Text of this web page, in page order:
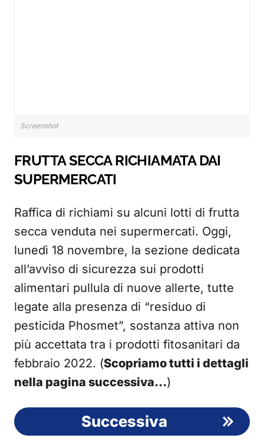
Screenshot
FRUTTA SECCA RICHIAMATA DAI
SUPERMERCATI
Raffica di richiami su alcuni lotti di frutta
secca venduta nei supermercati. Oggi,
lunedì 18 novembre, la sezione dedicata
all’avviso di sicurezza sui prodotti
alimentari pullula di nuove allerte, tutte
legate alla presenza di “residuo di
pesticida Phosmet”, sostanza attiva non
più accettata tra i prodotti fitosanitari da
febbraio 2022. (Scopriamo tutti i dettagli
nella pagina successiva…)
Successiva